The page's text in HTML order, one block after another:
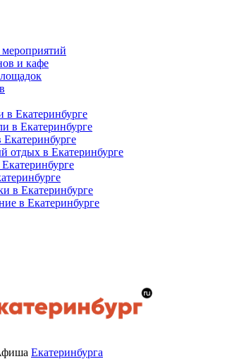
и кафе
в Екатеринбурге
в Екатеринбурге
Екатеринбурге
отдых в Екатеринбурге
в Екатеринбурге
в Екатеринбурге
Екатеринбурга